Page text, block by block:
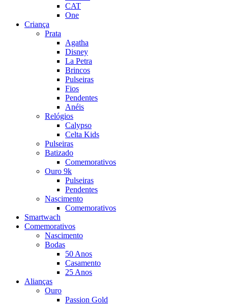
CAT
One
Criança
Prata
Agatha
Disney
La Petra
Brincos
Pulseiras
Fios
Pendentes
Anéis
Relógios
Calypso
Celta Kids
Pulseiras
Batizado
Comemorativos
Ouro 9k
Pulseiras
Pendentes
Nascimento
Comemorativos
Smartwach
Comemorativos
Nascimento
Bodas
50 Anos
Casamento
25 Anos
Alianças
Ouro
Passion Gold